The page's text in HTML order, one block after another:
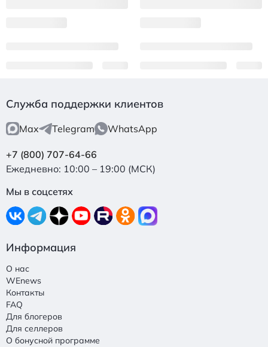
Служба поддержки клиентов
Max Telegram WhatsApp
+7 (800) 707-64-66
Ежедневно: 10:00 – 19:00 (МСК)
Мы в соцсетях
Информация
О нас
WEnews
Контакты
FAQ
Для блогеров
Для селлеров
О бонусной программе